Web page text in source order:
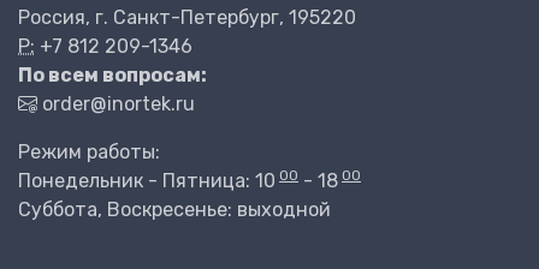
Россия, г. Санкт-Петербург, 195220
P: +7 812 209-1346
По всем вопросам:
order@inortek.ru
Режим работы:
Понедельник - Пятница: 10 00 - 18 00
Суббота, Воскресенье: выходной